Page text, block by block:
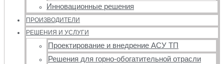
Инновационные решения
ПРОИЗВОДИТЕЛИ
РЕШЕНИЯ И УСЛУГИ
Проектирование и внедрение АСУ ТП
Решения для горно-обогатительной отрасли